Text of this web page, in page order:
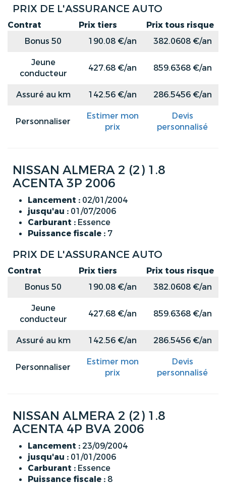
PRIX DE L'ASSURANCE AUTO
Contrat Prix tiers
Prix tous risque
Bonus 50
190.08 €/an
382.0608 €/an
Jeune
conducteur
427.68 €/an 859.6368 €/an
Assuré au km 142.56 €/an 286.5456 €/an
Personnaliser
Estimer mon
prix
Devis
personnalisé
NISSAN ALMERA 2 (2) 1.8
ACENTA 3P 2006
Lancement : 02/01/2004
jusqu'au : 01/07/2006
Carburant : Essence
Puissance fiscale : 7
PRIX DE L'ASSURANCE AUTO
Contrat Prix tiers
Prix tous risque
Bonus 50
190.08 €/an
382.0608 €/an
Jeune
conducteur
427.68 €/an 859.6368 €/an
Assuré au km 142.56 €/an 286.5456 €/an
Personnaliser
Estimer mon
prix
Devis
personnalisé
NISSAN ALMERA 2 (2) 1.8
ACENTA 4P BVA 2006
Lancement : 23/09/2004
jusqu'au : 01/01/2006
Carburant : Essence
Puissance fiscale : 8